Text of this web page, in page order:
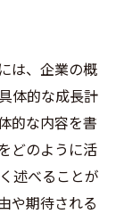
は、企業の概
体的な成長計
的な内容を書
どのように活
述べることが
や期待される